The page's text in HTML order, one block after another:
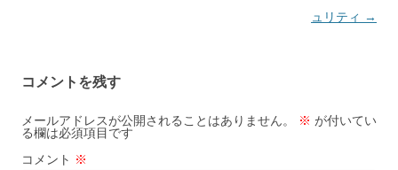
ュリティ →
コメントを残す
メールアドレスが公開されることはありません。 ※ が付いてい
る欄は必須項目です
コメント ※